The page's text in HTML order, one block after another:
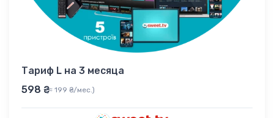
Тариф L на 3 месяца
598 ₴
(≈ 199 ₴/мес.)